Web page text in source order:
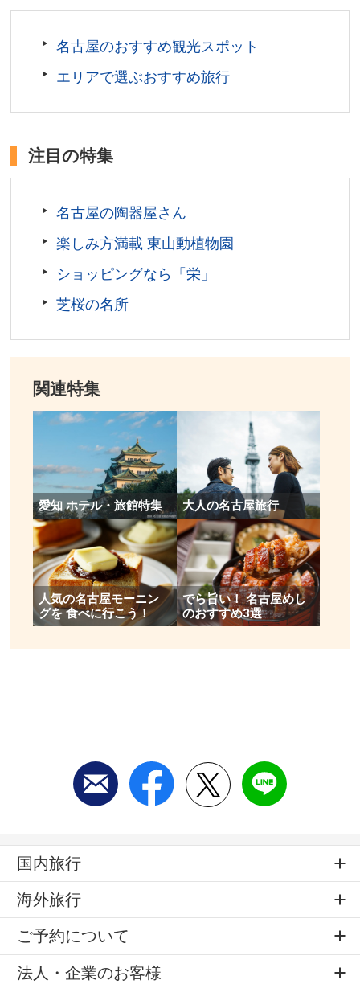
ほぼ３６０度一望できます。
愛知県名古屋市
料金／施設により異なります。※詳しくは公式サイトを
営業時間／施設により異なります。※詳しくは公式サイ
休館日／1月1日、2月第3月曜日、8月第4月曜日 ※施
設点検等による休館あり。12月31日は18:00まで(レス
マは年中無休。
アクセス／JR名古屋駅(桜通口)より徒歩約5分。名鉄名
改札口)より徒歩約3分。地下鉄 名古屋駅(東山線南改札
口)より徒歩約1分。
お問い合わせ／052－527－8877（総合インフォメーシ
ミッドランドスクエア 公式サイト
名古屋のおすすめ観光スポット
エリアで選ぶおすすめ旅行
注目の特集
名古屋の陶器屋さん
楽しみ方満載 東山動植物園
ショッピングなら「栄」
芝桜の名所
関連特集
愛知 ホテル・旅館特集 大人の名古屋旅行
人気の名古屋モーニン
グを 食べに行こう！
でら旨い！ 名古屋めし
のおすすめ3選
国内旅行
海外旅行
ご予約について
法人・企業のお客様